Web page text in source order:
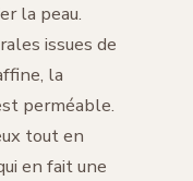
la peau.
issues de
la
perméable.
tout en
en fait une